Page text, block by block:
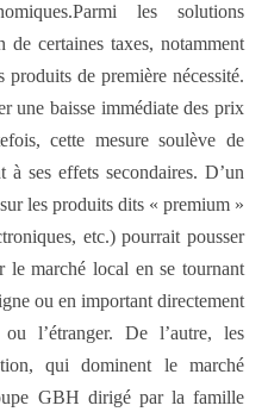
les solutions
de certaines taxes, notamment
de première nécessité.
une baisse immédiate des prix
cette mesure soulève de
à ses effets secondaires. D’un
les produits dits « premium »
etc.) pourrait pousser
le marché local en se tournant
ou en important directement
l’étranger. De l’autre, les
qui dominent le marché
GBH dirigé par la famille